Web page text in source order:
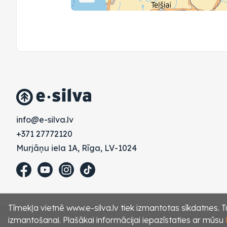
vl.avlis-e@ofni
+371 27772120
Murjāņu iela 1A, Rīga, LV-1024
Tīmekļa vietnē www.e-silva.lv tiek izmantotas sīkdatnes.
izmantošanai. Plašākai informācijai iepazīstaties ar mūsu